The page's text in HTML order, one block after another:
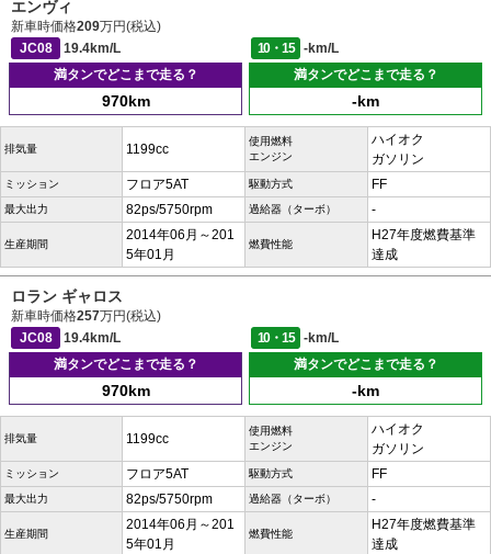
エンヴィ
新車時価格209万円(税込)
JC08
19.4km/L 10・15
-km/L
満タンでどこまで走る？
970km
満タンでどこまで走る？
-km
排気量 1199cc
使用燃料
エンジン
ハイオク
ガソリン
ミッション フロア5AT 駆動方式 FF
最大出力 82ps/5750rpm 過給器（ターボ） -
生産期間
2014年06月～201
5年01月
燃費性能
H27年度燃費基準
達成
ロラン ギャロス
新車時価格257万円(税込)
JC08
19.4km/L 10・15
-km/L
満タンでどこまで走る？
970km
満タンでどこまで走る？
-km
排気量 1199cc
使用燃料
エンジン
ハイオク
ガソリン
ミッション フロア5AT 駆動方式 FF
最大出力 82ps/5750rpm 過給器（ターボ） -
生産期間
2014年06月～201
5年01月
燃費性能
H27年度燃費基準
達成